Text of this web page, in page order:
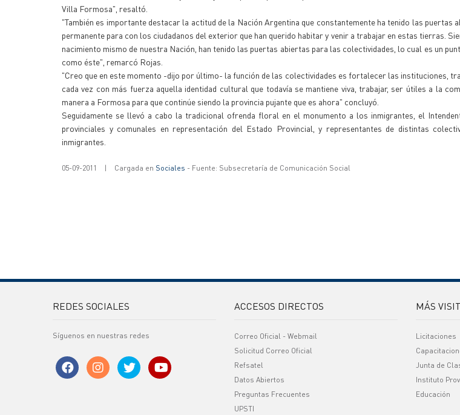
Villa Formosa", resaltó.
"También es importante destacar la actitud de la Nación Argentina que constantemente ha tenido las puertas
permanente para con los ciudadanos del exterior que han querido habitar y venir a trabajar en estas tierras.
nacimiento mismo de nuestra Nación, han tenido las puertas abiertas para las colectividades, lo cual es un
como éste", remarcó Rojas.
"Creo que en este momento -dijo por último- la función de las colectividades es fortalecer las instituciones,
cada vez con más fuerza aquella identidad cultural que todavía se mantiene viva, trabajar, ser útiles a la
manera a Formosa para que continúe siendo la provincia pujante que es ahora" concluyó.
Seguidamente se llevó a cabo la tradicional ofrenda floral en el monumento a los inmigrantes, el
provinciales y comunales en representación del Estado Provincial, y representantes de distintas
inmigrantes.
05-09-2011 | Cargada en Sociales - Fuente: Subsecretaría de Comunicación Social
REDES SOCIALES
Síguenos en nuestras redes
ACCESOS DIRECTOS
Correo Oficial - Webmail
Solicitud Correo Oficial
Refsatel
Datos Abiertos
Preguntas Frecuentes
UPSTI
MÁS
Licitaciones
Junta de
Instituto
Educación